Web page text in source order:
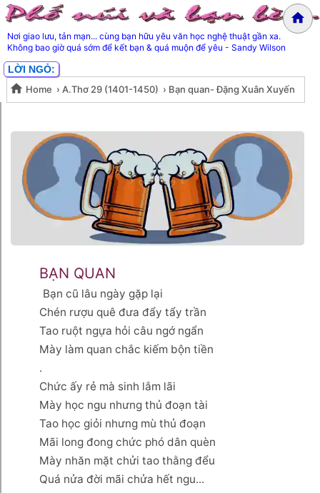
Nơi giao lưu, tản mạn... cùng bạn hữu yêu văn học nghệ thuật gần xa.
Không bao giờ quá sớm để kết bạn & quá muộn để yêu - Sandy Wilson
LỜI NGỎ:
Home › A.Thơ 29 (1401-1450) › Bạn quan- Đặng Xuân Xuyến
BẠN QUAN
Bạn cũ lâu ngày gặp lại
Chén rượu quê đưa đẩy tẩy trần
Tao ruột ngựa hỏi câu ngớ ngẩn
Mày làm quan chắc kiếm bộn tiền
.
Chức ấy rẻ mà sinh lắm lãi
Mày học ngu nhưng thủ đoạn tài
Tao học giỏi nhưng mù thủ đoạn
Mãi long đong chức phó dân quèn
Mày nhăn mặt chửi tao thằng đểu
Quá nửa đời mãi chửa hết ngu...